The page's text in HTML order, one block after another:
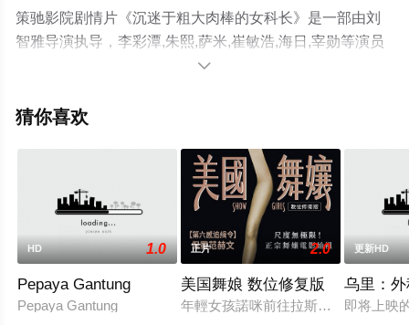
策驰影院剧情片《沉迷于粗大肉棒的女科长》是一部由刘
智雅导演执导，李彩潭,朱熙,萨米,崔敏浩,海日,宰勋等演员
精彩演绎的韩国电影，手机免费观看高清无删减完整版电
影、电视猫或剧情网等平台了解。

猜你喜欢
HD 1.0
Pepaya Gantung
Pepaya Gantung
正片 2.0
美国舞娘 数位修复版
年輕女孩諾咪前往拉斯維加斯追求舞
更新HD
乌里：
即将上映